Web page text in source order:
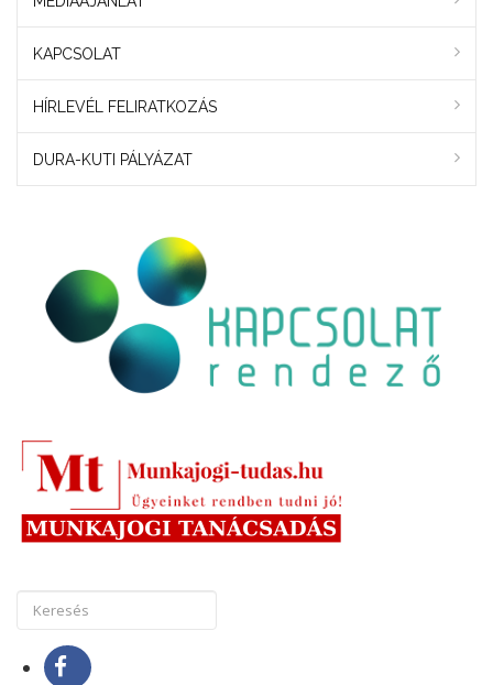
KAPCSOLAT
HÍRLEVÉL FELIRATKOZÁS
DURA-KUTI PÁLYÁZAT